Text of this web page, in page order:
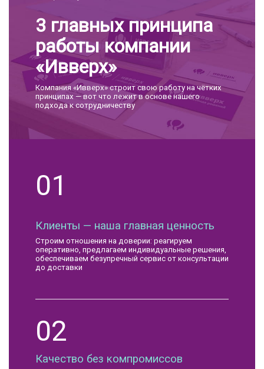
3 главных принципа
работы компании
«Ивверх»
Компания «Ивверх» строит свою работу на чётких
принципах — вот что лежит в основе нашего
подхода к сотрудничеству
01
Клиенты — наша главная ценность
Строим отношения на доверии: реагируем
оперативно, предлагаем индивидуальные решения,
обеспечиваем безупречный сервис от консультации
до доставки
02
Качество без компромиссов